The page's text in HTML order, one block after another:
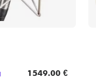
1549.00 €